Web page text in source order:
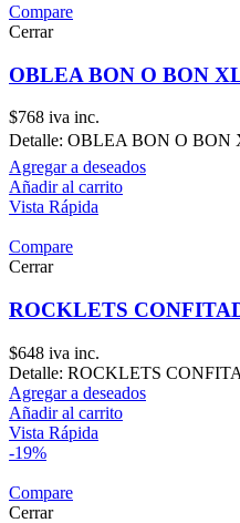
Compare
Cerrar
OBLEA BON O BON
$768 iva inc.
Detalle: OBLEA BON O BON
Agregar a deseados
Añadir al carrito
Vista Rápida
Compare
Cerrar
ROCKLETS
$648 iva inc.
Detalle: ROCKLETS
Agregar a deseados
Añadir al carrito
Vista Rápida
-19%
Compare
Cerrar